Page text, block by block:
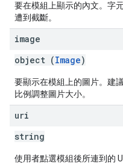
要在模組上顯示的內文。字
遭到截斷。
image
object (Image)
要顯示在模組上的圖片。建
比例調整圖片大小。
uri
string
使用者點選模組後所連到的